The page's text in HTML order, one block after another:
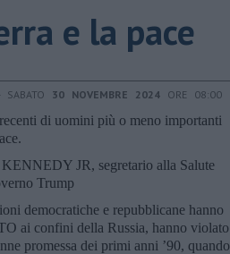
e la pace
30 NOVEMBRE 2024 ORE 08:00
di uomini più o meno importanti
JR, segretario alla Salute
Trump
democratiche e repubblicane hanno
ai confini della Russia, hanno violato
promessa dei primi anni ’90, quando